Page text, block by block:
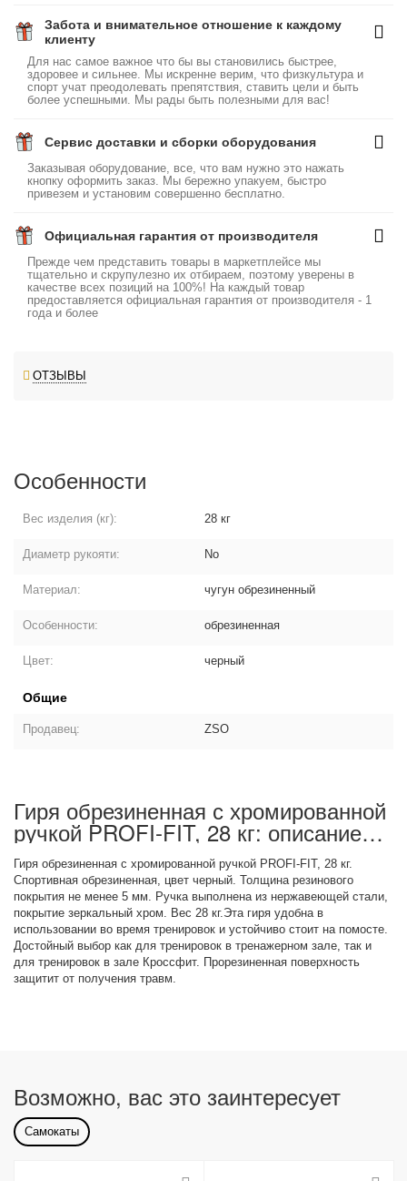
Забота и внимательное отношение к каждому
клиенту
Для нас самое важное что бы вы становились быстрее,
здоровее и сильнее. Мы искренне верим, что физкультура и
спорт учат преодолевать препятствия, ставить цели и быть
более успешными. Мы рады быть полезными для вас!
Сервис доставки и сборки оборудования
Заказывая оборудование, все, что вам нужно это нажать
кнопку оформить заказ. Мы бережно упакуем, быстро
привезем и установим совершенно бесплатно.
Официальная гарантия от производителя
Прежде чем представить товары в маркетплейсе мы
тщательно и скрупулезно их отбираем, поэтому уверены в
качестве всех позиций на 100%! На каждый товар
предоставляется официальная гарантия от производителя - 1
года и более
ОТЗЫВЫ
Особенности
Вес изделия (кг): 28 кг
Диаметр рукояти: No
Материал: чугун обрезиненный
Особенности: обрезиненная
Цвет: черный
Общие
Продавец: ZSO
Гиря обрезиненная с хромированной
ручкой PROFI-FIT, 28 кг: описание
товара
Гиря обрезиненная с хромированной ручкой PROFI-FIT, 28 кг.
Спортивная обрезиненная, цвет черный. Толщина резинового
покрытия не менее 5 мм. Ручка выполнена из нержавеющей стали,
покрытие зеркальный хром. Вес 28 кг.Эта гиря удобна в
использовании во время тренировок и устойчиво стоит на помосте.
Достойный выбор как для тренировок в тренажерном зале, так и
для тренировок в зале Кроссфит. Прорезиненная поверхность
защитит от получения травм.
Возможно, вас это заинтересует
Самокаты